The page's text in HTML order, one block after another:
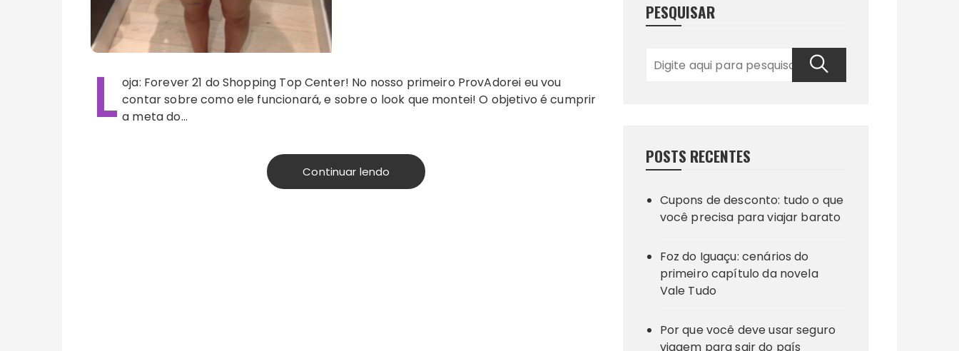
L oja: Forever 21 do Shopping Top Center! No nosso primeiro ProvAdorei eu vou
contar sobre como ele funcionará, e sobre o look que montei! O objetivo é cumprir
a meta do…
Continuar lendo
PESQUISAR
POSTS RECENTES
Cupons de desconto: tudo o que
você precisa para viajar barato
Foz do Iguaçu: cenários do
primeiro capítulo da novela
Vale Tudo
Por que você deve usar seguro
viagem para sair do país